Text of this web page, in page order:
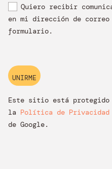
Quiero recibir
en mi dirección de
formulario.
Este sitio está protegido
la Política de Privacidad
de Google.